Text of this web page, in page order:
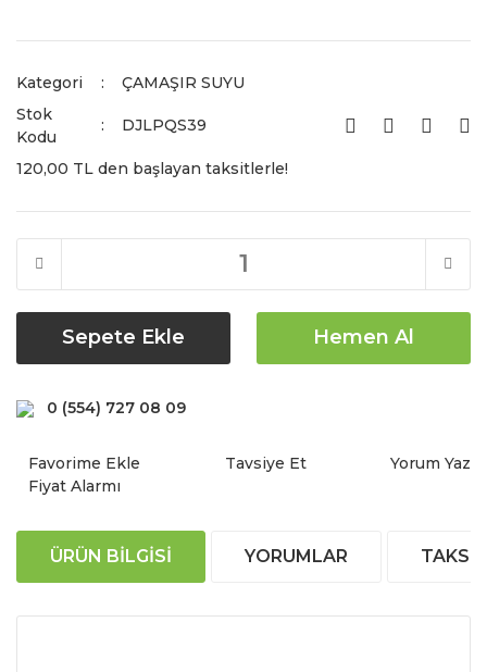
Kategori
ÇAMAŞIR SUYU
Stok
Kodu
DJLPQS39
120,00 TL den başlayan taksitlerle!
Sepete Ekle Hemen Al
0 (554) 727 08 09
Tavsiye Et
Yorum Yaz
Fiyat Alarmı
ÜRÜN BILGISI YORUMLAR